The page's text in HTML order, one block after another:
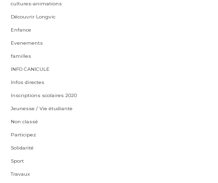
cultures-animations
Découvrir Longvic
Enfance
Evenements
familles
INFO CANICULE
Infos directes
Inscriptions scolaires 2020
Jeunesse / Vie étudiante
Non classé
Participez
Solidarité
Sport
Travaux